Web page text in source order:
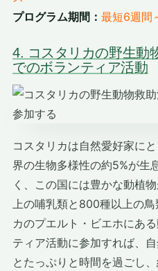
プログラム期間： 最短6週間
4. コスタリカの野生動
でのボランティア活動
コスタリカは自然愛好家に
界の生物多様性の約5%が生
く、この国には豊かな動植
上の哺乳類と800種以上の
カのプエルト・ビエホにあ
ティア活動に参加すれば、
とたっぷりと時間を過ごし